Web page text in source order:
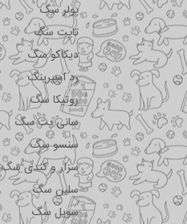
پولر سگ
تاپت سگ
دیکاکو سگ
رد اسپرینگ
روتیکا سگ
سانی پت سگ
سنسو سگ
سزار و کندی سگ
سلبن سگ
سویل سگ